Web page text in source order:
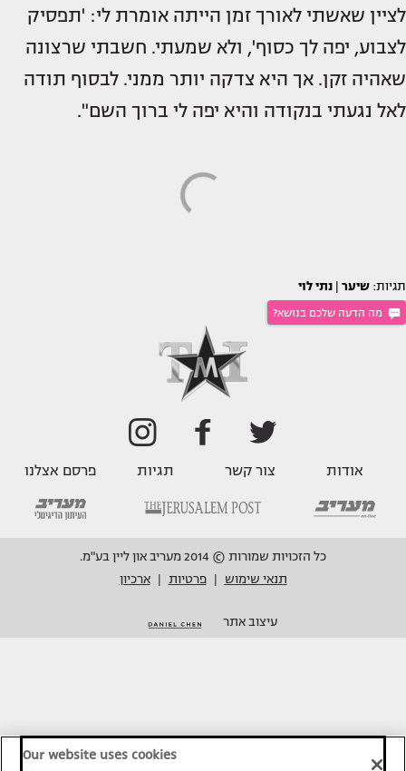
לציין שאשתי לאורך זמן הייתה אומרת לי: 'תפסיק
לצבוע, יפה לך כסוף', ולא שמעתי. חשבתי שרצונה
שאהיה זקן. אך היא צדקה יותר ממני. לבסוף תודה
לאל נגעתי בנקודה והיא יפה לי ברוך השם".
תגיות: שיער נתי לוי
מה הדעה שלכם בנושא?
אודות צור קשר תגיות פרסם אצלנו
כל הזכויות שמורות © 2014 מעריב און ליין בע"מ.
תנאי שימוש
פרטיות ארכיון
עיצוב אתר
Our website uses cookies